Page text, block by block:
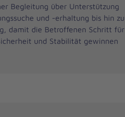
Begleitung über Unterstützung
und -erhaltung bis hin zu
damit die Betroffenen Schritt für
und Stabilität gewinnen